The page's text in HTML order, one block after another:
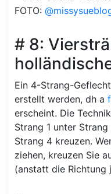
FOTO:
# 8:
Ein 4-Strang-
erstellt werden, dh a
erscheint. Die
Strang 1 unter
Strang 4 kreuzen.
ziehen, kreuzen Sie
(anstatt die Richtung